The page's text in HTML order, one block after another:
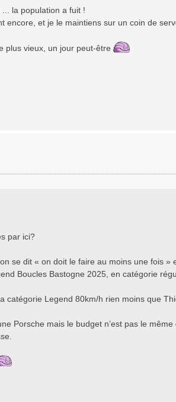
la population a fuit !
encore, et je le maintiens sur un coin de
plus vieux, un jour peut-être
par ici?
se dit « on doit le faire au moins une fois »
Boucles Bastogne 2025, en catégorie
catégorie Legend 80km/h rien moins que
Porsche mais le budget n’est pas le